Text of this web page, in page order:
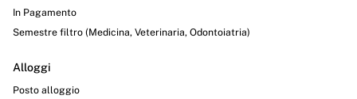
In Pagamento
Semestre filtro (Medicina, Veterinaria, Odontoiatria)
Alloggi
Posto alloggio